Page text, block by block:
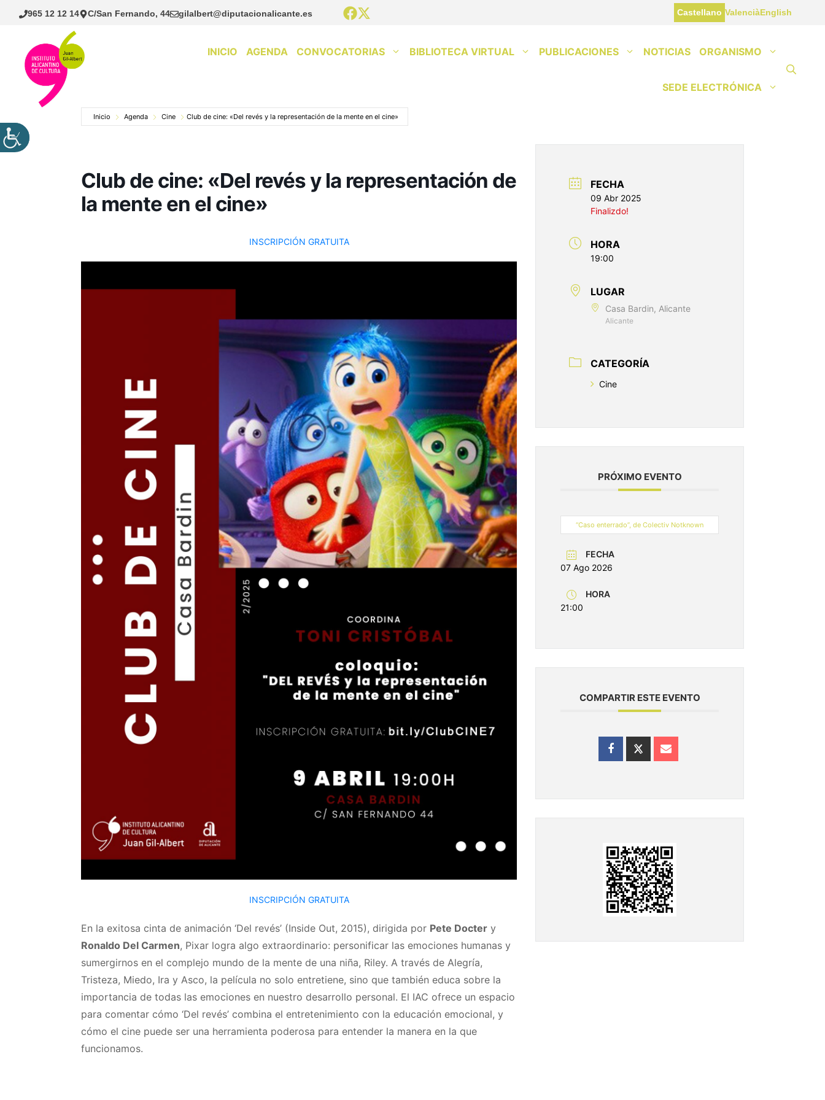
Saltar
965 12 12 14 C/San Fernando, 44 gilalbert@diputacionalicante.es Castellano ValenciàEnglish
INICIO AGENDA CONVOCATORIAS BIBLIOTECA VIRTUAL PUBLICACIONES NOTICIAS ORGANISMO
SEDE ELECTRÓNICA
Inicio Agenda Cine Club de cine: «Del revés y la representación de la mente en el cine»
Club de cine: «Del revés y la representación de
la mente en el cine»
INSCRIPCIÓN GRATUITA
INSCRIPCIÓN GRATUITA
En la exitosa cinta de animación ‘Del revés’ (Inside Out, 2015), dirigida por Pete Docter y
Ronaldo Del Carmen, Pixar logra algo extraordinario: personificar las emociones humanas y
sumergirnos en el complejo mundo de la mente de una niña, Riley. A través de Alegría,
Tristeza, Miedo, Ira y Asco, la película no solo entretiene, sino que también educa sobre la
importancia de todas las emociones en nuestro desarrollo personal. El IAC ofrece un espacio
para comentar cómo ‘Del revés’ combina el entretenimiento con la educación emocional, y
cómo el cine puede ser una herramienta poderosa para entender la manera en la que
funcionamos.
FECHA
09 Abr 2025
Finalizdo!
HORA
19:00
LUGAR
Casa Bardin, Alicante
Alicante
CATEGORÍA
Cine
PRÓXIMO EVENTO
“Caso enterrado”, de Colectiv Notknown
FECHA
07 Ago 2026
HORA
21:00
COMPARTIR ESTE EVENTO